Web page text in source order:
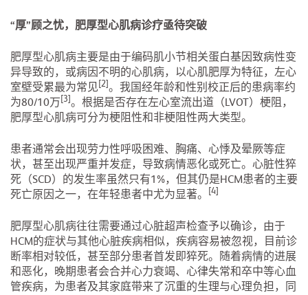
“厚”顾之忧，肥厚型心肌病诊疗亟待突破
肥厚型心肌病主要是由于编码肌小节相关蛋白基因致病性变
异导致的，或病因不明的心肌病，以心肌肥厚为特征，左心
室壁受累最为常见 [2] 。我国经年龄和性别校正后的患病率约
为80/10万 [3] 。根据是否存在左心室流出道（LVOT）梗阻，
肥厚型心肌病可分为梗阻性和非梗阻性两大类型。
患者通常会出现劳力性呼吸困难、胸痛、心悸及晕厥等症
状，甚至出现严重并发症，导致病情恶化或死亡。心脏性猝
死（SCD）的发生率虽然只有1%，但其仍是HCM患者的主要
死亡原因之一，在年轻患者中尤为显著。 [4]
肥厚型心肌病往往需要通过心脏超声检查予以确诊，由于
HCM的症状与其他心脏疾病相似，疾病容易被忽视，目前诊
断率相对较低，甚至部分患者首发即猝死。随着病情的进展
和恶化，晚期患者会合并心力衰竭、心律失常和卒中等心血
管疾病，为患者及其家庭带来了沉重的生理与心理负担，同